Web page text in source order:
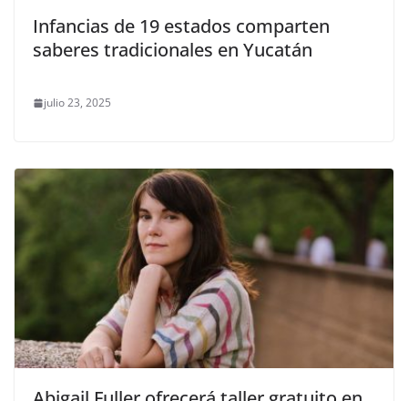
Infancias de 19 estados comparten
saberes tradicionales en Yucatán
julio 23, 2025